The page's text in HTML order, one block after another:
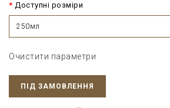
Доступні розміри
250мл
Очистити параметри
ПІД ЗАМОВЛЕННЯ